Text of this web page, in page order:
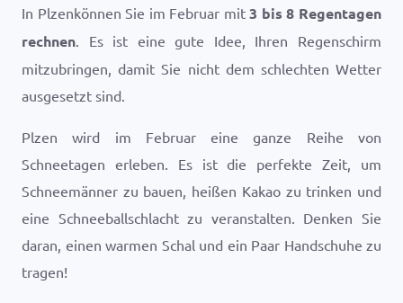
In Plzenkönnen Sie im Februar mit3 bis 8 Regentagen
rechnen. Es ist eine gute Idee, Ihren Regenschirm
mitzubringen, damit Sie nicht dem schlechten Wetter
ausgesetzt sind.
Plzen wird im Februar eine ganze Reihe von
Schneetagen erleben. Es ist die perfekte Zeit, um
Schneemänner zu bauen, heißen Kakao zu trinken und
eine Schneeballschlacht zu veranstalten. Denken Sie
daran, einen warmen Schal und ein Paar Handschuhe zu
tragen!